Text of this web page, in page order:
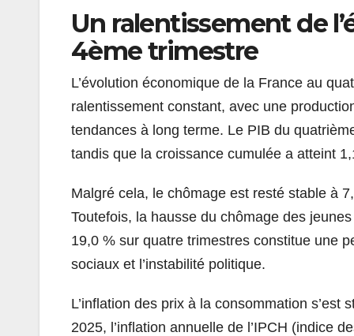
Un ralentissement de
4ème trimestre
L’évolution économique de la France au
ralentissement constant, avec une
tendances à long terme. Le PIB du
tandis que la croissance cumulée a atteint
Malgré cela, le chômage est resté stable à
Toutefois, la hausse du chômage des
19,0 % sur quatre trimestres constitue une
sociaux et l’instabilité politique.
L’inflation des prix à la consommation
2025, l’inflation annuelle de l’IPCH (indice